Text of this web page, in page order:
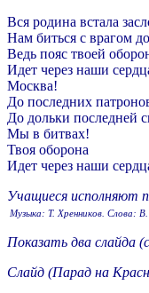
Вся родина встала
Нам биться с врагом
Ведь пояс твоей
Идет через наши
Москва!
До последних
До дольки последней
Мы в битвах!
Твоя оборона
Идет через наши
Учащиеся исполняют
Музыка: Т. Хренников. Слова: В.
Показать два слайда
Слайд (Парад на